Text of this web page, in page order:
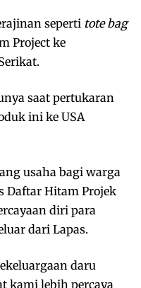
seperti tote bag
Project ke
saat pertukaran
ini ke USA
usaha bagi warga
Daftar Hitam Projek
diri para
dari Lapas.
daru
kami lebih percaya